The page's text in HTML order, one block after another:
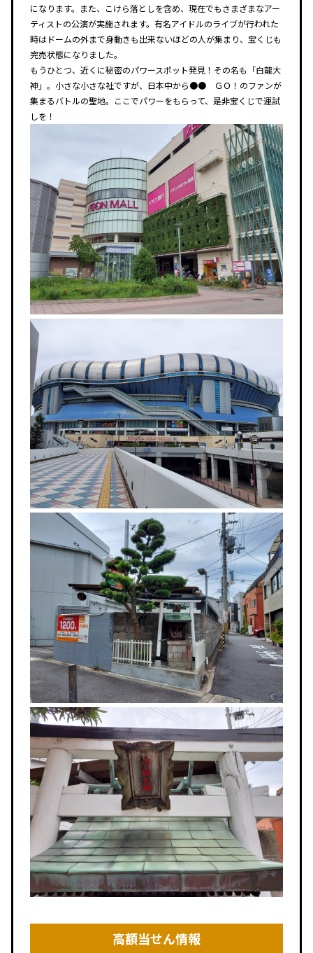
になります。また、こけら落としを含め、現在でもさまざまなアー
ティストの公演が実施されます。有名アイドルのライブが行われた
時はドームの外まで身動きも出来ないほどの人が集まり、宝くじも
完売状態になりました。
もうひとつ、近くに秘密のパワースポット発見！その名も「白龍大
神」。小さな小さな社ですが、日本中から●● ＧＯ！のファンが
集まるバトルの聖地。ここでパワーをもらって、是非宝くじで運試
しを！
高額当せん情報